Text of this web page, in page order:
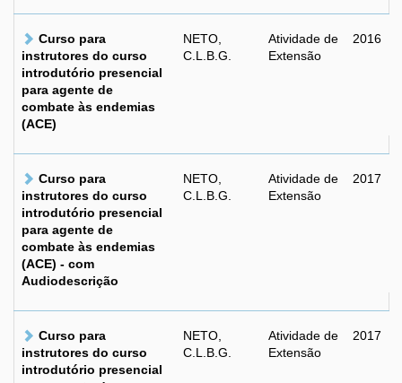
Curso para
instrutores do curso
introdutório presencial
para agente de
combate às endemias
(ACE)
NETO,
C.L.B.G.
Atividade de
Extensão
2016
Curso para
instrutores do curso
introdutório presencial
para agente de
combate às endemias
(ACE) - com
Audiodescrição
NETO,
C.L.B.G.
Atividade de
Extensão
2017
Curso para
instrutores do curso
introdutório presencial
NETO,
C.L.B.G.
Atividade de
Extensão
2017